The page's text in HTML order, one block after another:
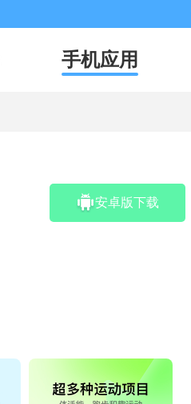
手机应用
安卓版下载